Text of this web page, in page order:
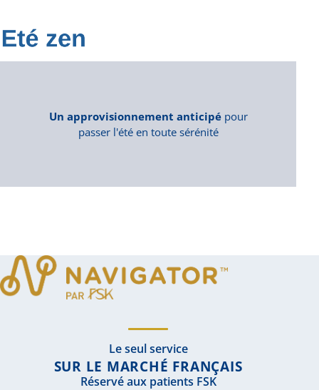
Un approvisionnement anticipépour
passer l'été en toute sérénité
Le seul service
SUR LE MARCHÉ FRANÇAIS
Réservé aux patients FSK